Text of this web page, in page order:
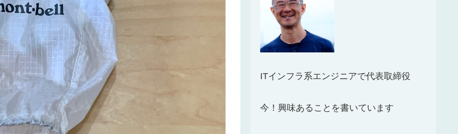
ITインフラ系エンジニアで代表取締役
今！興味あることを書いています